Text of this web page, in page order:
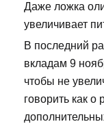
Даже ложка
увеличивает
В последний
вкладам 9
чтобы не
говорить как о